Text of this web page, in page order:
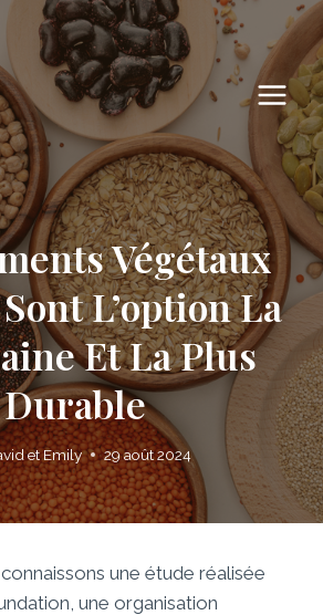
Végétaux
L’option La
Et La Plus
Durable
et Emily 29 août 2024
une étude réalisée
une organisation